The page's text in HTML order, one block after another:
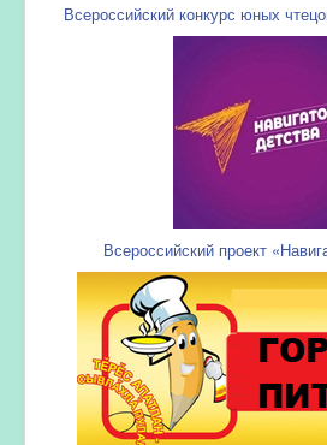
Всероссийский конкурс юных
Всероссийский проект